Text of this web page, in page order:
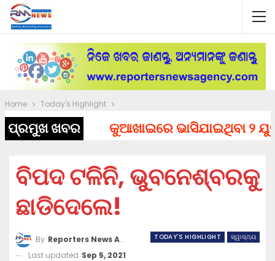
Home Today's Highlight
ପ୍ରମୁଖ ଖବର କୁଆଖାଇରେ ଭାସିଯାଇଥିବା ୨
ବିପଦ ଟଳିନି, ଭୁବନେଶ୍ବରକୁ
ଛାଡିଦେଲେ!
TODAY'S HIGHLIGHT ସ୍ୱାସ୍ଥ୍ୟ
By Reporters News Agency
Last updated Sep 5, 2021